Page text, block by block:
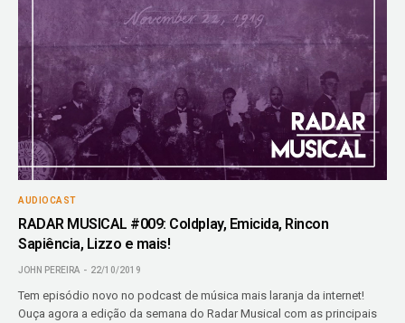
AUDIOCAST
RADAR MUSICAL #009: Coldplay, Emicida, Rincon
Sapiência, Lizzo e mais!
JOHN PEREIRA 22/10/2019
Tem episódio novo no podcast de música mais laranja da internet!
Ouça agora a edição da semana do Radar Musical com as principais